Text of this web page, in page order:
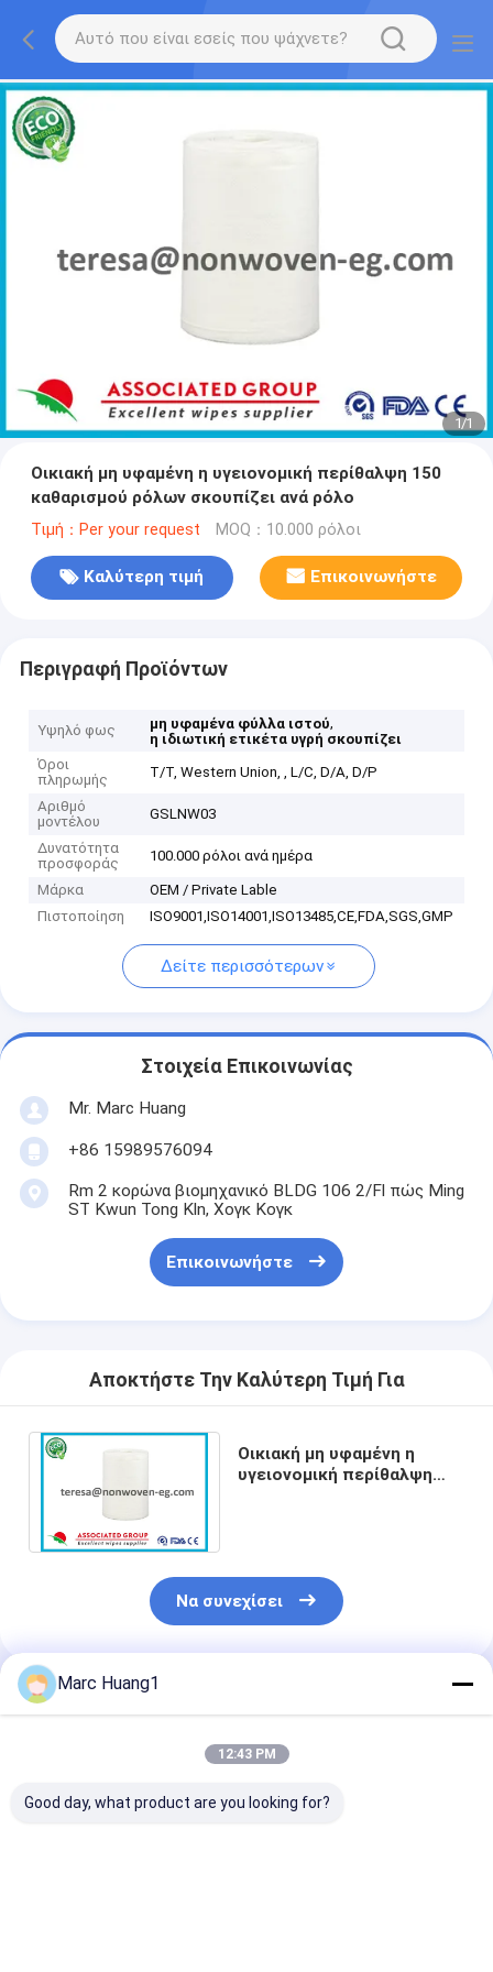
1/1
Οικιακή μη υφαμένη η υγειονομική περίθαλψη 150
καθαρισμού ρόλων σκουπίζει ανά ρόλο
Τιμή：Per your request MOQ：10.000 ρόλοι
Καλύτερη τιμή Επικοινωνήστε
Περιγραφή Προϊόντων
Υψηλό φως μη υφαμένα φύλλα ιστού,
η ιδιωτική ετικέτα υγρή σκουπίζει
Όροι
πληρωμής
T/T, Western Union, , L/C, D/A, D/P
Αριθμό
μοντέλου
GSLNW03
Δυνατότητα
προσφοράς
100.000 ρόλοι ανά ημέρα
Μάρκα
OEM / Private Lable
Πιστοποίηση
ISO9001,ISO14001,ISO13485,CE,FDA,SGS,GMP
Δείτε περισσότερων
Στοιχεία Επικοινωνίας
Mr. Marc Huang
+86 15989576094
Rm 2 κορώνα βιομηχανικό BLDG 106 2/Fl πώς Ming
ST Kwun Tong Kln, Χογκ Κογκ
Επικοινωνήστε
Αποκτήστε Την Καλύτερη Τιμή Για
Οικιακή μη υφαμένη η
υγειονομική περίθαλψη
Να συνεχίσει
Συνιστώμενα Προϊόντα
Marc Huang1
12:43 PM
Good day, what product are you looking for?